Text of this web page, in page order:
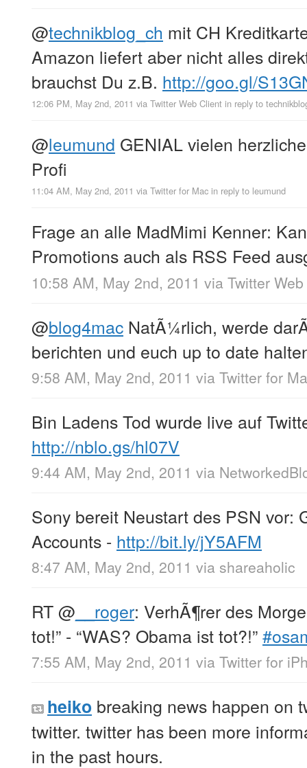
@technikblog_ch mit CH
Amazon liefert aber nicht alles
brauchst Du z.B. http://goo.gl/
12:06 PM, May 2nd, 2011 via Twitter Web Client in reply to
@leumund GENIAL vielen
Profi
11:04 AM, May 2nd, 2011 via Twitter for Mac in reply to leumund
Frage an alle MadMimi Kenner:
Promotions auch als RSS Feed
10:58 AM, May 2nd, 2011 via Twitter
@blog4mac NatÃ¼rlich, werde
berichten und euch up to date
9:58 AM, May 2nd, 2011 via Twitter for
Bin Ladens Tod wurde live auf
http://nblo.gs/hl07V
9:44 AM, May 2nd, 2011 via
Sony bereit Neustart des PSN vor:
Accounts - http://bit.ly/jY5AFM
8:47 AM, May 2nd, 2011 via shareaholic
RT@ __roger: VerhÃ¶rer des
tot!” - “WAS? Obama ist tot?!”
7:55 AM, May 2nd, 2011 via Twitter for
heiko breaking news happen on
twitter. twitter has been more
in the past hours.